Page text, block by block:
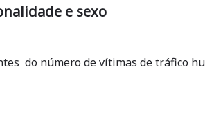
e sexo
do número de vítimas de tráfico